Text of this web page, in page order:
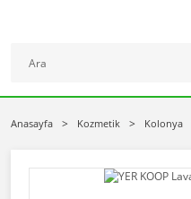
Anasayfa Kozmetik Kolonya